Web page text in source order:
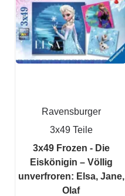
Ravensburger
3x49 Teile
3x49 Frozen - Die
Eiskönigin – Völlig
unverfroren: Elsa, Jane,
Olaf